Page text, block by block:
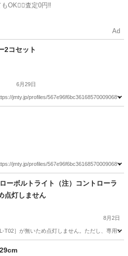
OK🙆‍♀️査定0円‼️
Ad
2コセット
6月29日
jmty.jp/profiles/567e96f6bc36168570009068
jmty.jp/profiles/567e96f6bc36168570009068
ーボルトライト（注）コントローラ
点灯しません
8月2日
T02］が無いため点灯しません。ただし、専用
カショー